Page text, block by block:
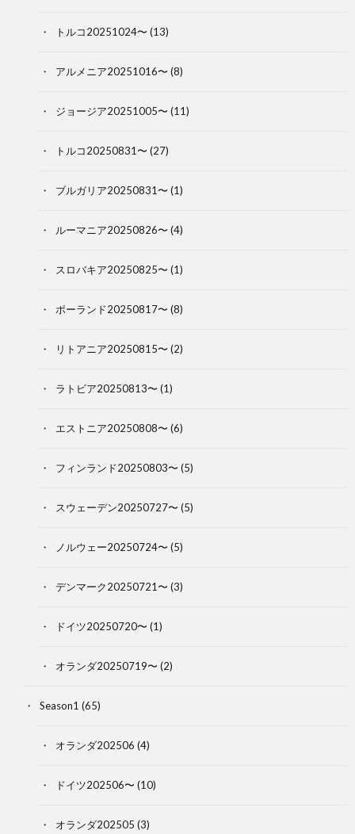
トルコ20251024〜 (13)
アルメニア20251016〜 (8)
ジョージア20251005〜 (11)
トルコ20250831〜 (27)
ブルガリア20250831〜 (1)
ルーマニア20250826〜 (4)
スロバキア20250825〜 (1)
ポーランド20250817〜 (8)
リトアニア20250815〜 (2)
ラトビア20250813〜 (1)
エストニア20250808〜 (6)
フィンランド20250803〜 (5)
スウェーデン20250727〜 (5)
ノルウェー20250724〜 (5)
デンマーク20250721〜 (3)
ドイツ20250720〜 (1)
オランダ20250719〜 (2)
Season1 (65)
オランダ202506 (4)
ドイツ202506〜 (10)
オランダ202505 (3)